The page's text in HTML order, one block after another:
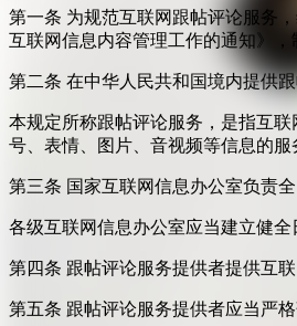
第一条 为规范互联网跟帖评论服务
互联网信息内容管理工作的通知》，
第二条 在中华人民共和国境内提供
本规定所称跟帖评论服务，是指互
号、表情、图片、音视频等信息的服
第三条 国家互联网信息办公室负责
各级互联网信息办公室应当建立健
第四条 跟帖评论服务提供者提供互
第五条 跟帖评论服务提供者应当严